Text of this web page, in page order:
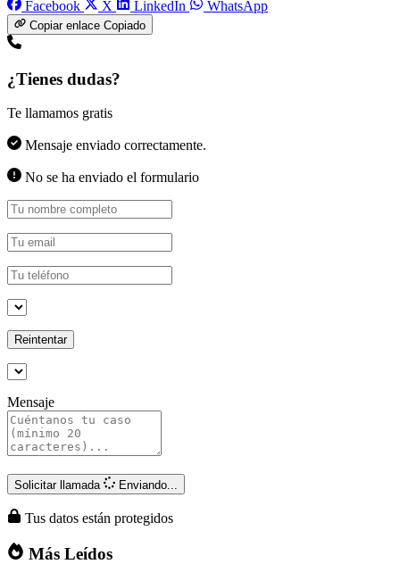
Facebook
X LinkedIn WhatsApp
Copiar enlace Copiado
¿Tienes dudas?
Te llamamos gratis
Mensaje enviado correctamente.
No se ha enviado el formulario
Reintentar
Mensaje
Solicitar llamada Enviando...
Tus datos están protegidos
Más Leídos